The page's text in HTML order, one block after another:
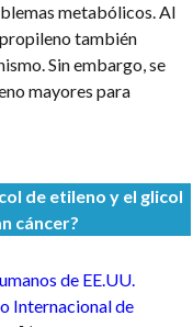
metabólicos. Al
también
Sin embargo, se
mayores para
de etileno y el glicol
cáncer?
de EE.UU.
Internacional de